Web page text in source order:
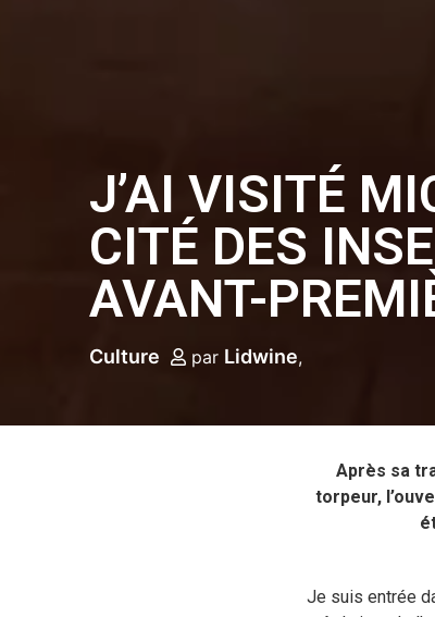
J’AI VISITÉ
CITÉ DES
AVANT-
Culture par Lidwine
Après sa
torpeur,
Je suis entrée